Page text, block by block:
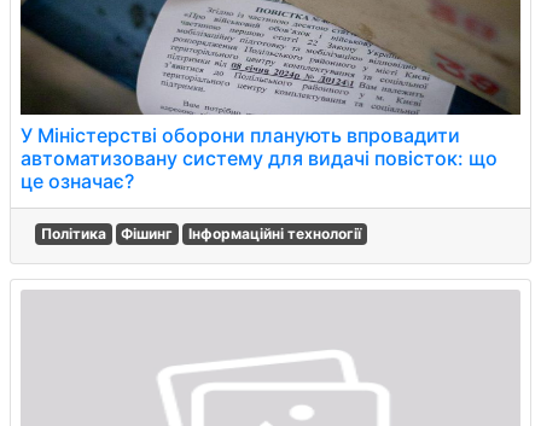
У Міністерстві оборони планують впровадити
автоматизовану систему для видачі повісток: що
це означає?
Політика Фішинг Інформаційні технології